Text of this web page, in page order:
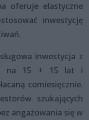
oferuje elastyczne
inwestycję
inwestycja z
na 15 + 15 lat i
comiesięcznie.
szukających
angażowania się w